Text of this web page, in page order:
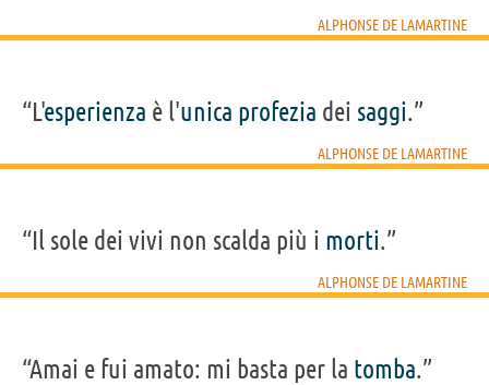
ALPHONSE DE LAMARTINE
“L'esperienza è l'unica profezia dei saggi.”
ALPHONSE DE LAMARTINE
“Il sole dei vivi non scalda più i morti.”
ALPHONSE DE LAMARTINE
“Amai e fui amato: mi basta per la tomba.”